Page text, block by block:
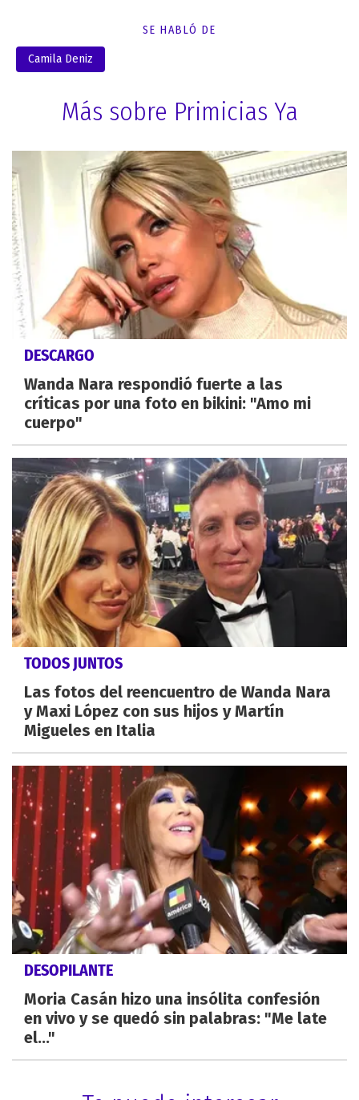
SE HABLÓ DE
Camila Deniz
Más sobre Primicias Ya
DESCARGO
Wanda Nara respondió fuerte a las
críticas por una foto en bikini: "Amo mi
cuerpo"
TODOS JUNTOS
Las fotos del reencuentro de Wanda Nara
y Maxi López con sus hijos y Martín
Migueles en Italia
DESOPILANTE
Moria Casán hizo una insólita confesión
en vivo y se quedó sin palabras: "Me late
el..."